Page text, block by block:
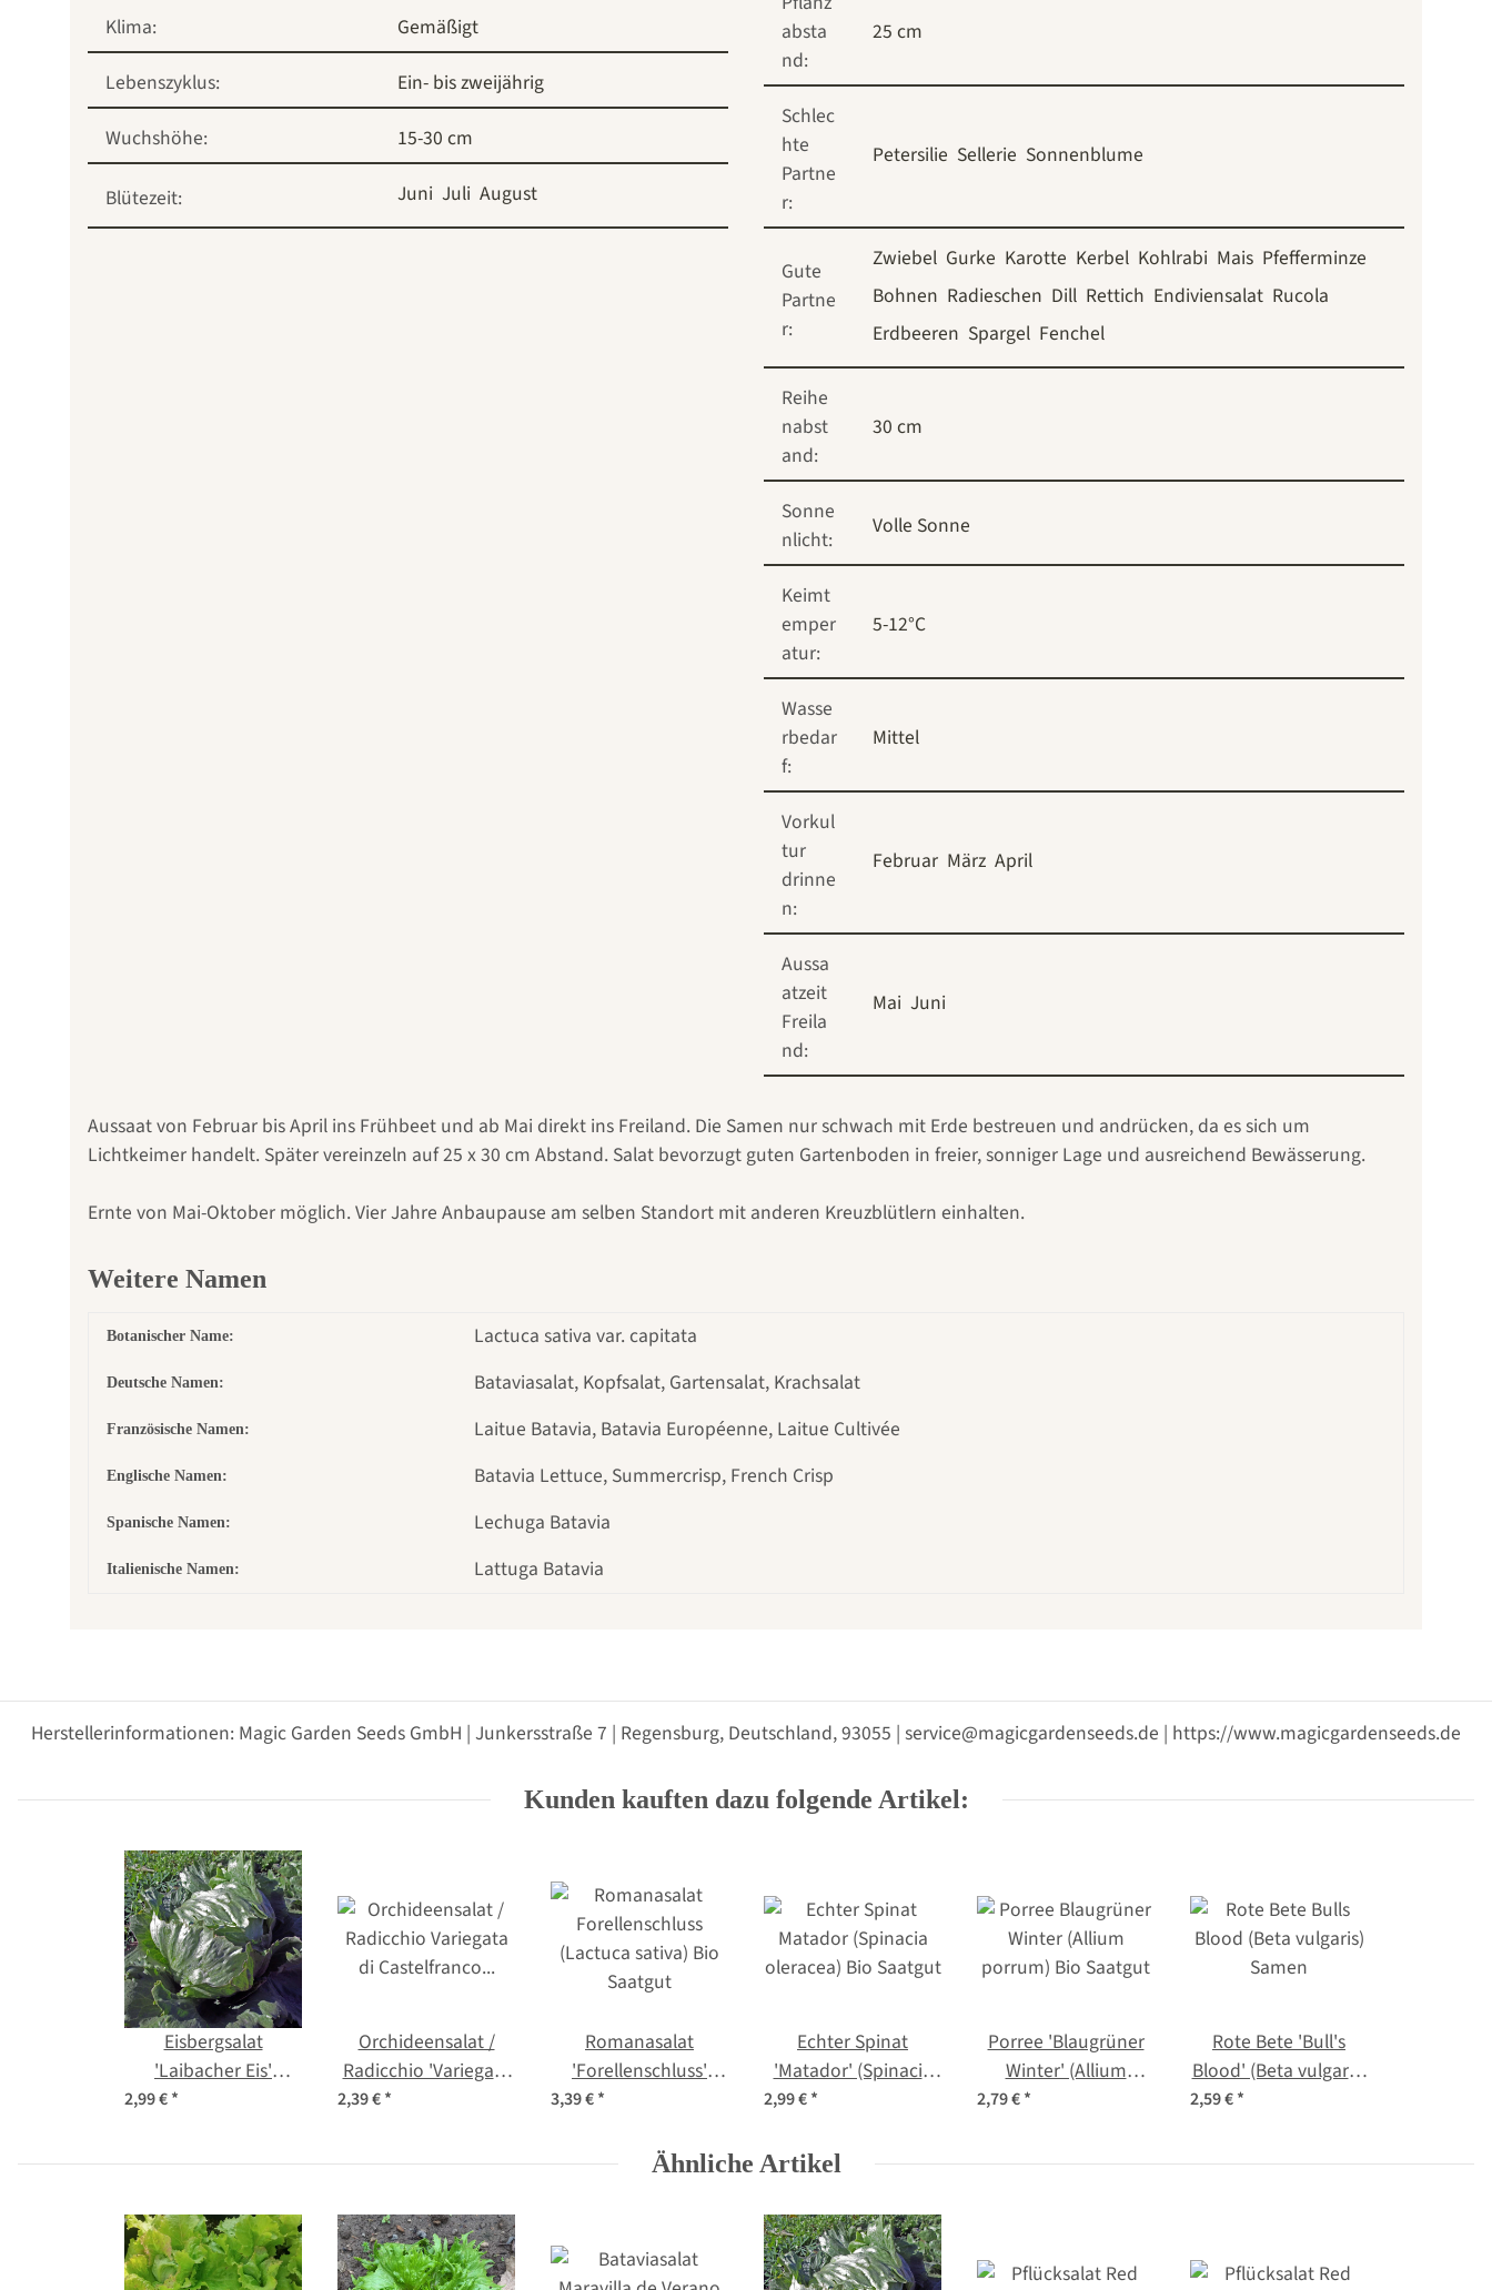
Klima:
Gemäßigt
Lebenszyklus:
Ein- bis zweijährig
Wuchshöhe:
15-30 cm
Blütezeit: Juni Juli August
absta
nd:
25 cm
Schlec
hte
Partne
r:
Petersilie Sellerie Sonnenblume
Gute
Partne
r:
Zwiebel Gurke Karotte Kerbel Kohlrabi Mais Pfefferminze
Bohnen Radieschen Dill Rettich Endiviensalat Rucola
Erdbeeren Spargel Fenchel
Reihe
nabst
and:
30 cm
Sonne
nlicht:
Volle Sonne
Keimt
emper
atur:
5-12°C
Wasse
rbedar
f:
Mittel
Vorkul
tur
drinne
n:
Februar März April
Aussa
atzeit
Freila
nd:
Mai Juni
Aussaat von Februar bis April ins Frühbeet und ab Mai direkt ins Freiland. Die Samen nur schwach mit Erde bestreuen und andrücken, da es sich um
Lichtkeimer handelt. Später vereinzeln auf 25 x 30 cm Abstand. Salat bevorzugt guten Gartenboden in freier, sonniger Lage und ausreichend Bewässerung.
Ernte von Mai-Oktober möglich. Vier Jahre Anbaupause am selben Standort mit anderen Kreuzblütlern einhalten.
Weitere Namen
Botanischer Name: Lactuca sativa var. capitata
Deutsche Namen: Bataviasalat, Kopfsalat, Gartensalat, Krachsalat
Französische Namen: Laitue Batavia, Batavia Européenne, Laitue Cultivée
Englische Namen: Batavia Lettuce, Summercrisp, French Crisp
Spanische Namen: Lechuga Batavia
Italienische Namen: Lattuga Batavia
Herstellerinformationen: Magic Garden Seeds GmbH | Junkersstraße 7 | Regensburg, Deutschland, 93055 | service@magicgardenseeds.de | https://www.magicgardenseeds.de
Kunden kauften dazu folgende Artikel:
Eisbergsalat
'Laibacher Eis'
(Lactuca sativa) Bio
2,99 €*
Orchideensalat /
Radicchio 'Variegata
di Castelfranco'
var. foliosum) Samen
2,39 €*
Romanasalat
'Forellenschluss'
(Lactuca sativa) Bio
3,39 €*
Echter Spinat
'Matador' (Spinacia
oleracea) Bio Saatgut
2,99 €*
Porree 'Blaugrüner
Winter' (Allium
porrum) Bio Saatgut
2,79 €*
Rote Bete 'Bull's
Blood' (Beta vulgaris)
2,59 €*
Ähnliche Artikel